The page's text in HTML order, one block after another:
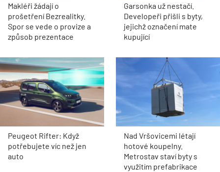
Makléři žádají o
prošetření Bezrealitky.
Spor se vede o provize a
způsob prezentace
Garsonka už nestačí.
Developeři přišli s byty,
jejichž označení mate
kupující
Peugeot Rifter: Když
potřebujete víc než jen
auto
Nad Vršovicemi létají
hotové koupelny.
Metrostav staví byty s
využitím prefabrikace